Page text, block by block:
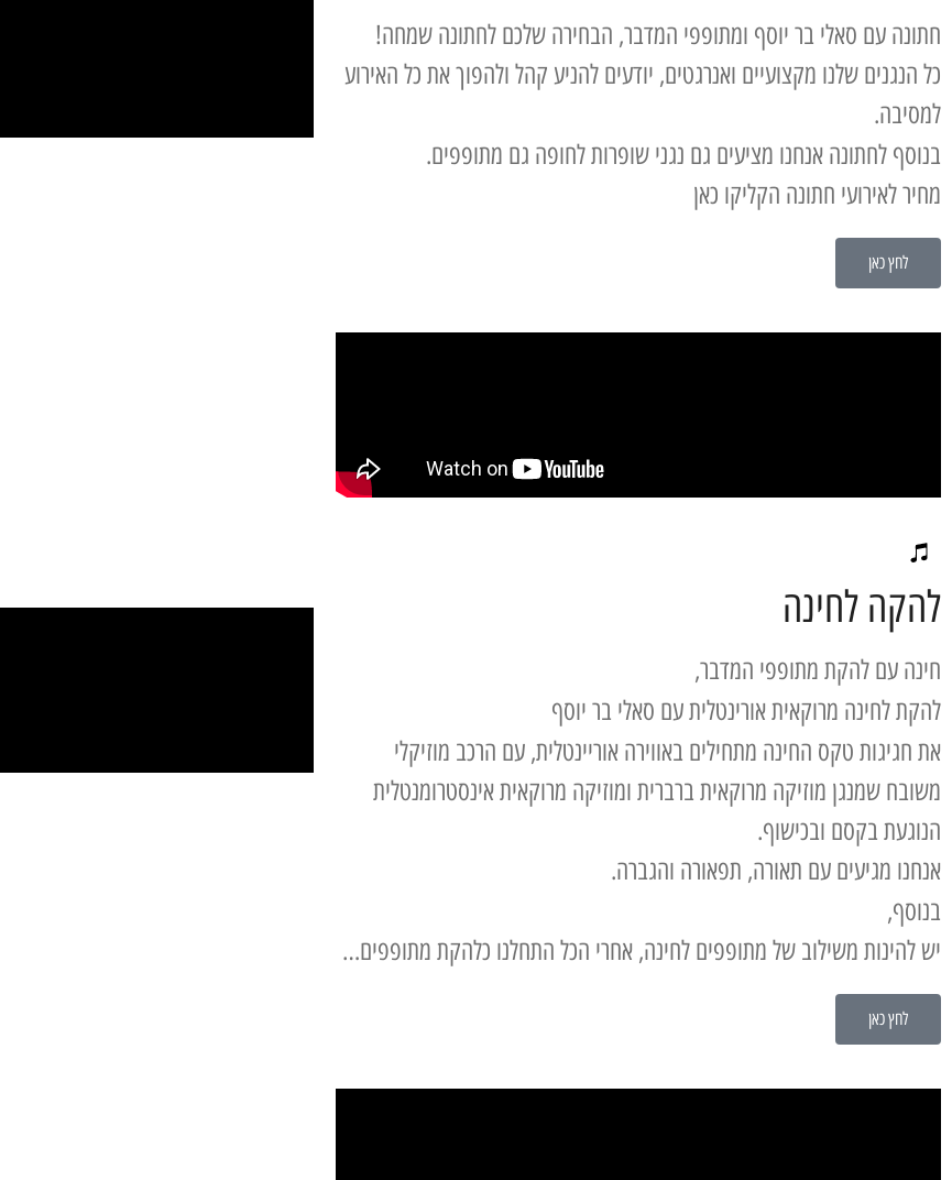
חתונה עם סאלי בר יוסף ומתופפי המדבר, הבחירה שלכם לחתונה שמחה!
כל הנגנים שלנו מקצועיים ואנרגטים, יודעים להניע קהל ולהפוך את כל האירוע
למסיבה.
בנוסף לחתונה אנחנו מציעים גם נגני שופרות לחופה גם מתופפים.
מחיר לאירועי חתונה הקליקו כאן
לחץ כאן
להקה לחינה
חינה עם להקת מתופפי המדבר,
להקת לחינה מרוקאית אורינטלית עם סאלי בר יוסף
את חגיגות טקס החינה מתחילים באווירה אוריינטלית, עם הרכב מוזיקלי
משובח שמנגן מוזיקה מרוקאית ברברית ומוזיקה מרוקאית אינסטרומנטלית
הנוגעת בקסם ובכישוף.
אנחנו מגיעים עם תאורה, תפאורה והגברה.
בנוסף,
יש להינות משילוב של מתופפים לחינה, אחרי הכל התחלנו כלהקת מתופפים…
לחץ כאן